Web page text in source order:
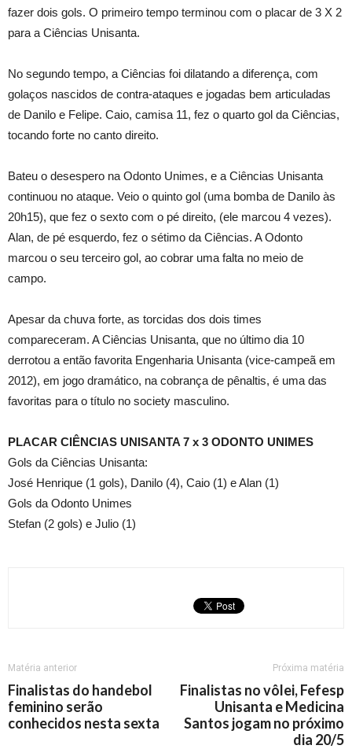
fazer dois gols. O primeiro tempo terminou com o placar de 3 X 2
para a Ciências Unisanta.
No segundo tempo, a Ciências foi dilatando a diferença, com
golaços nascidos de contra-ataques e jogadas bem articuladas
de Danilo e Felipe. Caio, camisa 11, fez o quarto gol da Ciências,
tocando forte no canto direito.
Bateu o desespero na Odonto Unimes, e a Ciências Unisanta
continuou no ataque. Veio o quinto gol (uma bomba de Danilo às
20h15), que fez o sexto com o pé direito, (ele marcou 4 vezes).
Alan, de pé esquerdo, fez o sétimo da Ciências. A Odonto
marcou o seu terceiro gol, ao cobrar uma falta no meio de
campo.
Apesar da chuva forte, as torcidas dos dois times
compareceram. A Ciências Unisanta, que no último dia 10
derrotou a então favorita Engenharia Unisanta (vice-campeã em
2012), em jogo dramático, na cobrança de pênaltis, é uma das
favoritas para o título no society masculino.
PLACAR CIÊNCIAS UNISANTA 7 x 3 ODONTO UNIMES
Gols da Ciências Unisanta:
José Henrique (1 gols), Danilo (4), Caio (1) e Alan (1)
Gols da Odonto Unimes
Stefan (2 gols) e Julio (1)
Matéria anterior
Finalistas do handebol
feminino serão
conhecidos nesta sexta
Próxima matéria
Finalistas no vôlei, Fefesp
Unisanta e Medicina
Santos jogam no próximo
dia 20/5